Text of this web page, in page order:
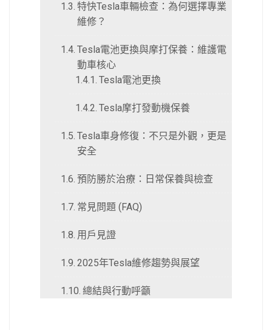
特快Tesla車輛檢查：為何選擇專業
維修？
Tesla電池更換與摩打保養：維護電
動車核心
Tesla電池更換
Tesla摩打發動機保養
Tesla車身修復：不只是外觀，更是
安全
預防勝於治療：日常保養與檢查
常見問題 (FAQ)
用戶見證
2025年Tesla維修趨勢與展望
總結與行動呼籲